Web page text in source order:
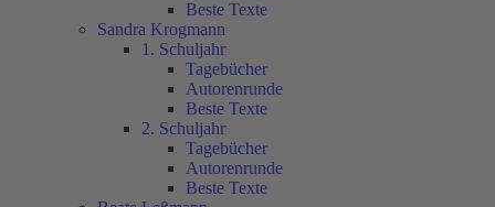
Beste Texte
Sandra Krogmann
1. Schuljahr
Tagebücher
Autorenrunde
Beste Texte
2. Schuljahr
Tagebücher
Autorenrunde
Beste Texte